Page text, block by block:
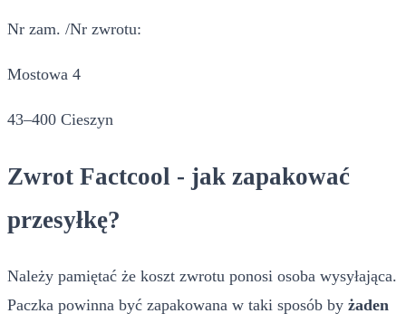
Nr zam. /Nr zwrotu:
Mostowa 4
43–400 Cieszyn
Zwrot Factcool - jak zapakować
przesyłkę?
Należy pamiętać że koszt zwrotu ponosi osoba wysyłająca.
Paczka powinna być zapakowana w taki sposób by żaden